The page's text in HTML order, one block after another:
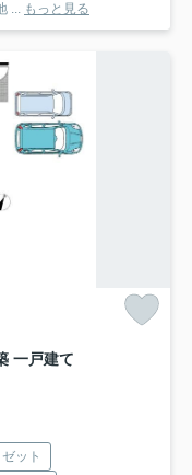
... もっと見る
一戸建て
ット